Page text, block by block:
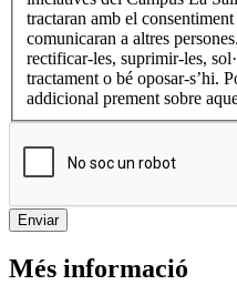
tractaran amb el
comunicaran a altres
rectificar-les, suprimir-les,
tractament o bé oposar-s’hi.
addicional prement sobre
Més informació